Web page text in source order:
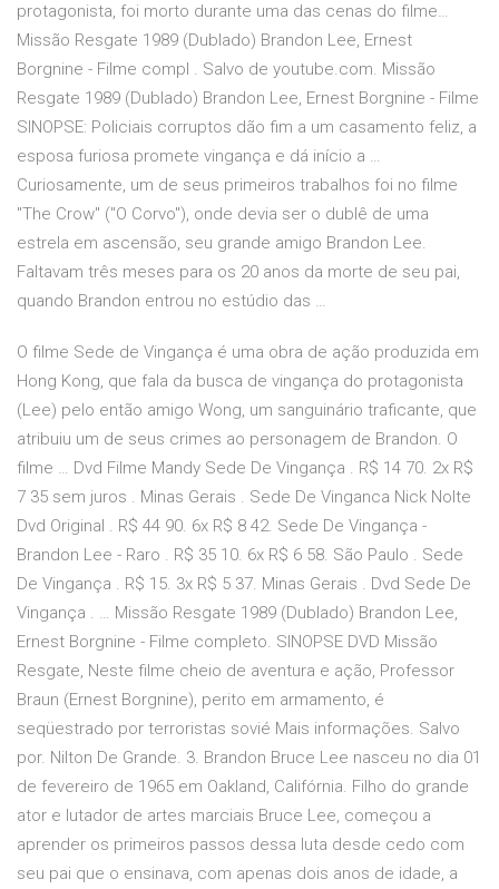
protagonista, foi morto durante uma das cenas do filme…
Missão Resgate 1989 (Dublado) Brandon Lee, Ernest
Borgnine - Filme compl . Salvo de youtube.com. Missão
Resgate 1989 (Dublado) Brandon Lee, Ernest Borgnine - Filme
SINOPSE: Policiais corruptos dão fim a um casamento feliz, a
esposa furiosa promete vingança e dá início a …
Curiosamente, um de seus primeiros trabalhos foi no filme
"The Crow" ("O Corvo"), onde devia ser o dublê de uma
estrela em ascensão, seu grande amigo Brandon Lee.
Faltavam três meses para os 20 anos da morte de seu pai,
quando Brandon entrou no estúdio das …
O filme Sede de Vingança é uma obra de ação produzida em
Hong Kong, que fala da busca de vingança do protagonista
(Lee) pelo então amigo Wong, um sanguinário traficante, que
atribuiu um de seus crimes ao personagem de Brandon. O
filme … Dvd Filme Mandy Sede De Vingança . R$ 14 70. 2x R$
7 35 sem juros . Minas Gerais . Sede De Vinganca Nick Nolte
Dvd Original . R$ 44 90. 6x R$ 8 42. Sede De Vingança -
Brandon Lee - Raro . R$ 35 10. 6x R$ 6 58. São Paulo . Sede
De Vingança . R$ 15. 3x R$ 5 37. Minas Gerais . Dvd Sede De
Vingança . … Missão Resgate 1989 (Dublado) Brandon Lee,
Ernest Borgnine - Filme completo. SINOPSE DVD Missão
Resgate, Neste filme cheio de aventura e ação, Professor
Braun (Ernest Borgnine), perito em armamento, é
seqüestrado por terroristas sovié Mais informações. Salvo
por. Nilton De Grande. 3. Brandon Bruce Lee nasceu no dia 01
de fevereiro de 1965 em Oakland, Califórnia. Filho do grande
ator e lutador de artes marciais Bruce Lee, começou a
aprender os primeiros passos dessa luta desde cedo com
seu pai que o ensinava, com apenas dois anos de idade, a